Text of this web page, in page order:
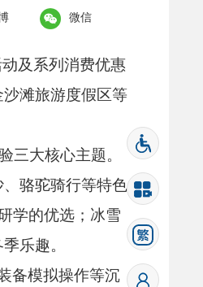
微信
及系列消费优惠
沙滩旅游度假区等
三大核心主题。
骆驼骑行等特色
学的优选； 冰雪
乐趣。
备模拟操作等沉